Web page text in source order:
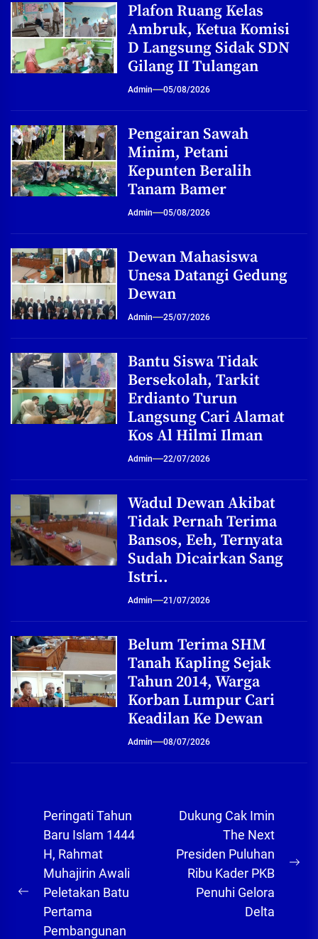
Plafon Ruang Kelas
Ambruk, Ketua Komisi
D Langsung Sidak SDN
Gilang II Tulangan
Admin 05/08/2026
Pengairan Sawah
Minim, Petani
Kepunten Beralih
Tanam Bamer
Admin 05/08/2026
Dewan Mahasiswa
Unesa Datangi Gedung
Dewan
Admin 25/07/2026
Bantu Siswa Tidak
Bersekolah, Tarkit
Erdianto Turun
Langsung Cari Alamat
Kos Al Hilmi Ilman
Admin 22/07/2026
Wadul Dewan Akibat
Tidak Pernah Terima
Bansos, Eeh, Ternyata
Sudah Dicairkan Sang
Istri..
Admin 21/07/2026
Belum Terima SHM
Tanah Kapling Sejak
Tahun 2014, Warga
Korban Lumpur Cari
Keadilan Ke Dewan
Admin 08/07/2026
Navigasi
pos
Previous
post:
Peringati Tahun
Baru Islam 1444
H, Rahmat
Muhajirin Awali
Peletakan Batu
Pertama
Pembangunan
Dukung Cak Imin
The Next
Presiden Puluhan
Ribu Kader PKB
Penuhi Gelora
Delta